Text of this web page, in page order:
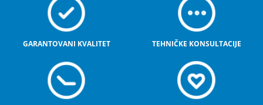
GARANTOVANI KVALITET TEHNIČKE KONSULTACIJE